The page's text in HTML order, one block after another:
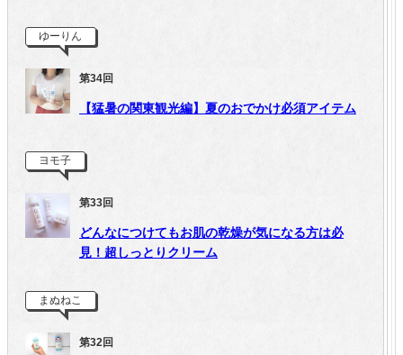
ゆーりん
第34回
【猛暑の関東観光編】夏のおでかけ必須アイテム
ヨモ子
第33回
どんなにつけてもお肌の乾燥が気になる方は必
見！超しっとりクリーム
まぬねこ
第32回